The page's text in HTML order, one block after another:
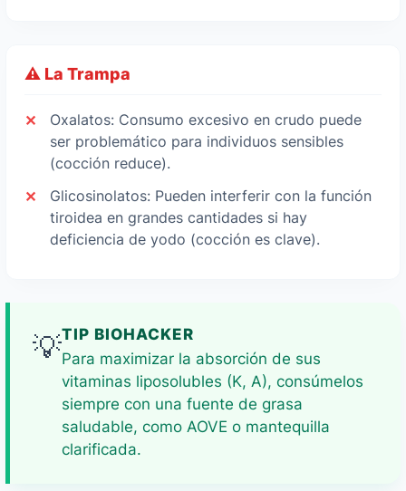
⚠️ La Trampa
Oxalatos: Consumo excesivo en crudo puede
ser problemático para individuos sensibles
(cocción reduce).
Glicosinolatos: Pueden interferir con la función
tiroidea en grandes cantidades si hay
deficiencia de yodo (cocción es clave).
💡TIP BIOHACKER
Para maximizar la absorción de sus
vitaminas liposolubles (K, A), consúmelos
siempre con una fuente de grasa
saludable, como AOVE o mantequilla
clarificada.